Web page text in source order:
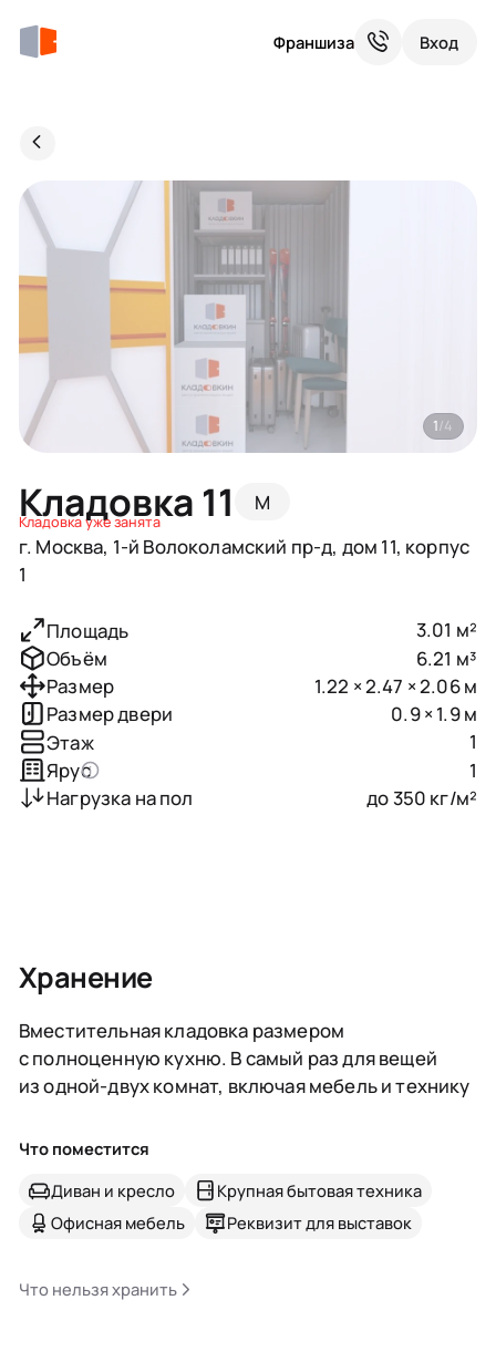
Франшиза Вход
Кладовка 11 M
Кладовка уже занята
г. Москва, 1-й Волоколамский пр-д, дом 11, корпус
1
1/4
Площадь
3.01 м²
Объём
6.21 м³
Размер
1.22 × 2.47 × 2.06 м
Размер двери
0.9 × 1.9 м
Этаж
1
Ярус
1
Нагрузка на пол
до 350 кг/м²
Хранение
Вместительная кладовка размером
с полноценную кухню. В самый раз для вещей
из одной-двух комнат, включая мебель и технику
Что поместится
Диван и кресло
Крупная бытовая техника
Офисная мебель
Реквизит для выставок
Что нельзя хранить